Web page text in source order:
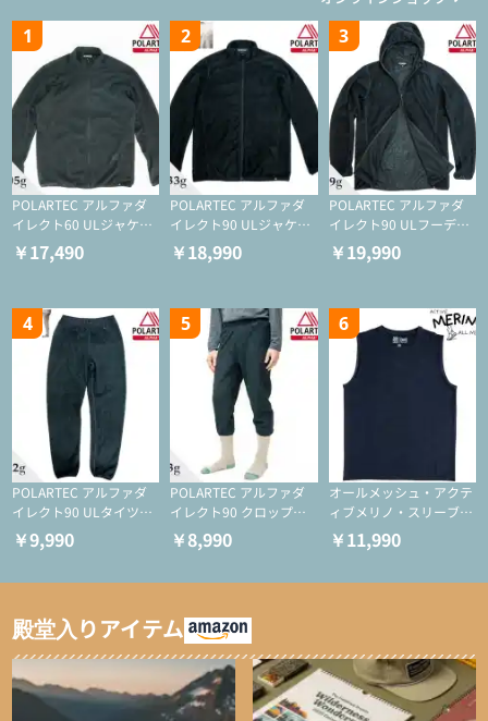
1
POLARTEC アルファダ
イレクト60 ULジャケッ
ト（登山/ミドルレイヤ
ー/化繊ジャケット）
￥17,490
2
POLARTEC アルファダ
イレクト90 ULジャケッ
ト（アクティブインサレ
ーション/ミドルレイヤ
￥18,990
3
POLARTEC アルファダ
イレクト90 ULフーディ
（アクティブインサレー
ション/ミドルレイヤー/
￥19,990
4
POLARTEC アルファダ
イレクト90 ULタイツ
（アクティブインサレー
ション/テント泊用パジ
￥9,990
5
POLARTEC アルファダ
イレクト90 クロップド
ULタイツ（アクティブ
インサレーション/テン
￥8,990
6
オールメッシュ・アクテ
ィブメリノ・スリーブレ
ス
￥11,990
殿堂入りアイテム